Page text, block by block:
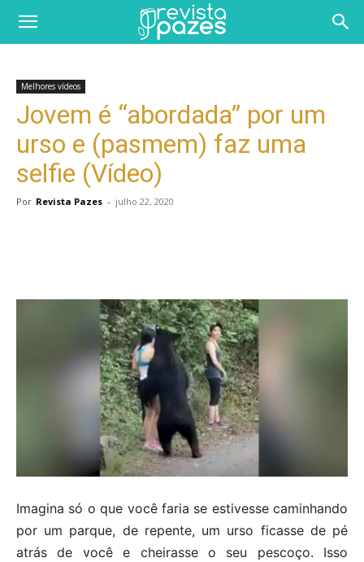
Melhores vídeos
Jovem é “abordada” por um
urso e (pasmem) faz uma
selfie (Vídeo)
Por Revista Pazes - julho 22, 2020
Imagina só o que você faria se estivesse caminhando
por um parque, de repente, um urso ficasse de pé
atrás de você e cheirasse o seu pescoço. Isso